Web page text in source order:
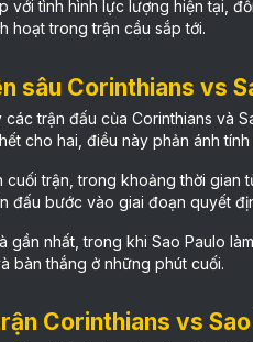
với tình hình lực lượng hiện tại,
hoạt trong trận cầu sắp tới.
sâu Corinthians vs
trận đấu của Corinthians và
cho hai, điều này phản ánh
trận, trong khoảng thời
đấu bước vào giai đoạn quyết
gần nhất, trong khi Sao Paulo
bàn thắng ở những phút cuối.
Corinthians vs Sao